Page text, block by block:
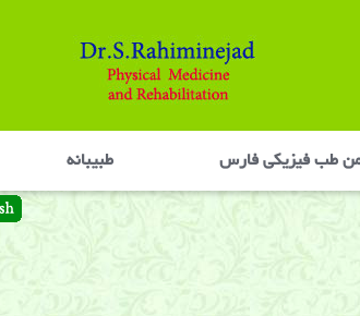
طب فیزیکی فارس طبیبانه